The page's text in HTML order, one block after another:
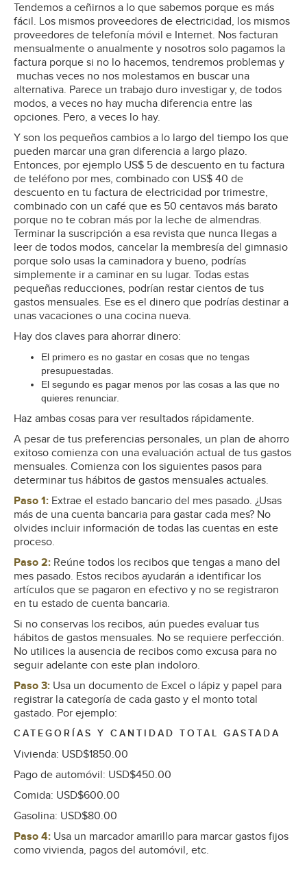
Tendemos a ceñirnos a lo que sabemos porque es más
fácil. Los mismos proveedores de electricidad, los mismos
proveedores de telefonía móvil e Internet. Nos facturan
mensualmente o anualmente y nosotros solo pagamos la
factura porque si no lo hacemos, tendremos problemas y
muchas veces no nos molestamos en buscar una
alternativa. Parece un trabajo duro investigar y, de todos
modos, a veces no hay mucha diferencia entre las
opciones. Pero, a veces lo hay.
Y son los pequeños cambios a lo largo del tiempo los que
pueden marcar una gran diferencia a largo plazo.
Entonces, por ejemplo US$ 5 de descuento en tu factura
de teléfono por mes, combinado con US$ 40 de
descuento en tu factura de electricidad por trimestre,
combinado con un café que es 50 centavos más barato
porque no te cobran más por la leche de almendras.
Terminar la suscripción a esa revista que nunca llegas a
leer de todos modos, cancelar la membresía del gimnasio
porque solo usas la caminadora y bueno, podrías
simplemente ir a caminar en su lugar. Todas estas
pequeñas reducciones, podrían restar cientos de tus
gastos mensuales. Ese es el dinero que podrías destinar a
unas vacaciones o una cocina nueva.
Hay dos claves para ahorrar dinero:
El primero es no gastar en cosas que no tengas
presupuestadas.
El segundo es pagar menos por las cosas a las que no
quieres renunciar.
Haz ambas cosas para ver resultados rápidamente.
A pesar de tus preferencias personales, un plan de ahorro
exitoso comienza con una evaluación actual de tus gastos
mensuales. Comienza con los siguientes pasos para
determinar tus hábitos de gastos mensuales actuales.
Paso 1: Extrae el estado bancario del mes pasado. ¿Usas
más de una cuenta bancaria para gastar cada mes? No
olvides incluir información de todas las cuentas en este
proceso.
Paso 2: Reúne todos los recibos que tengas a mano del
mes pasado. Estos recibos ayudarán a identificar los
artículos que se pagaron en efectivo y no se registraron
en tu estado de cuenta bancaria.
Si no conservas los recibos, aún puedes evaluar tus
hábitos de gastos mensuales. No se requiere perfección.
No utilices la ausencia de recibos como excusa para no
seguir adelante con este plan indoloro.
Paso 3: Usa un documento de Excel o lápiz y papel para
registrar la categoría de cada gasto y el monto total
gastado. Por ejemplo:
CATEGORÍAS Y CANTIDAD TOTAL GASTADA
Vivienda: USD$1850.00
Pago de automóvil: USD$450.00
Comida: USD$600.00
Gasolina: USD$80.00
Paso 4: Usa un marcador amarillo para marcar gastos fijos
como vivienda, pagos del automóvil, etc.